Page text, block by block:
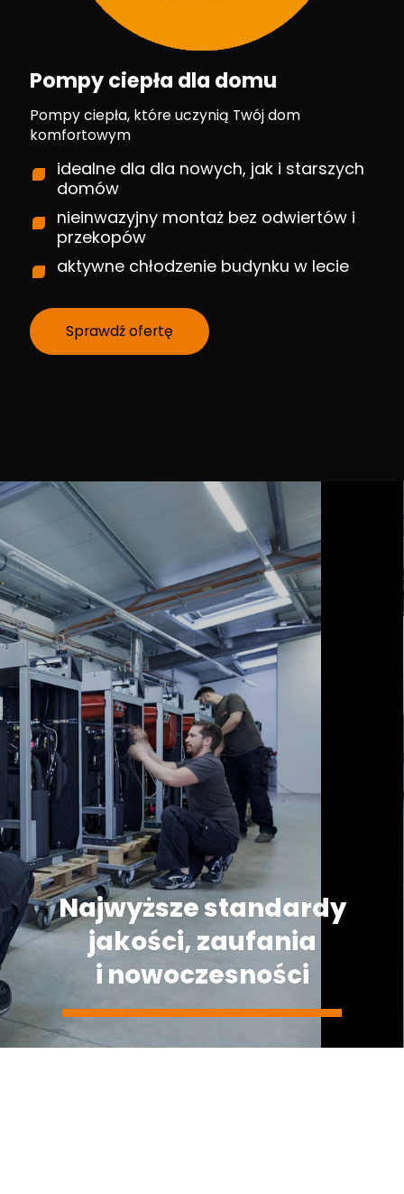
Pompy ciepła dla domu
Pompy ciepła, które uczynią Twój dom
komfortowym
idealne dla dla nowych, jak i starszych
domów
nieinwazyjny montaż bez odwiertów i
przekopów
aktywne chłodzenie budynku w lecie
Sprawdź ofertę
Najwyższe standardy
jakości, zaufania
i nowoczesności